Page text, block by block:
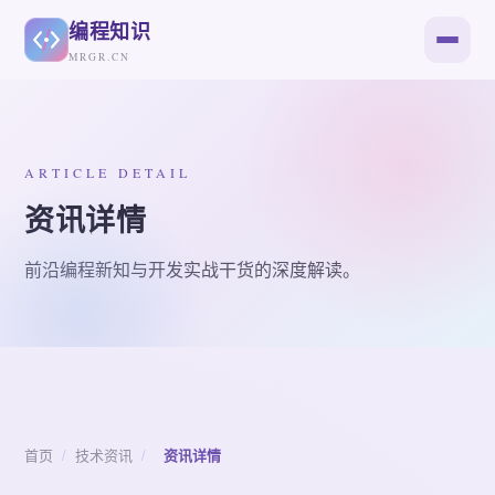
编程知识
MRGR.CN
ARTICLE DETAIL
资讯详情
前沿编程新知与开发实战干货的深度解读。
首页 / 技术资讯 / 资讯详情